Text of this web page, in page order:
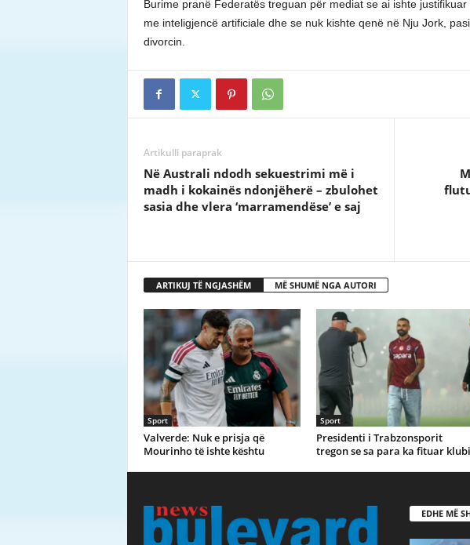
Burime pranë Federatës treguan për mediat se ai ishte
me inteligjencë artificiale dhe se nuk kishte qenë në Nju Jork,
divorcin.
Artikulli paraprak
Në Australi ndodh sekuestrimi më i
madh i kokainës ndonjëherë – zbulohet
sasia dhe vlera ‘marramendëse’ e saj
ARTIKUJ TË NGJASHËM MË SHUMË NGA AUTORI
Sport
Valverde: Nuk e prisja që
Mourinho të ishte kështu
Sport
Presidenti i Trabzonsporit
tregon se sa para ka fituar klubi
EDHE MË